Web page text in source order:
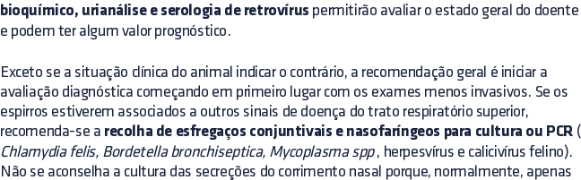
bioquímico, urianálise e serologia de retrovírus permitirão avaliar o estado geral do doente
e podem ter algum valor prognóstico.
Exceto se a situação clínica do animal indicar o contrário, a recomendação geral é iniciar a
avaliação diagnóstica começando em primeiro lugar com os exames menos invasivos. Se os
espirros estiverem associados a outros sinais de doença do trato respiratório superior,
recomenda-se a recolha de esfregaços conjuntivais e nasofaríngeos para cultura ou PCR (
Chlamydia felis, Bordetella bronchiseptica, Mycoplasma spp, herpesvírus e calicivírus felino).
Não se aconselha a cultura das secreções do corrimento nasal porque, normalmente, apenas